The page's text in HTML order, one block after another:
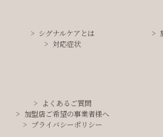
シグナルケアとは
対応症状
よくあるご質問
加盟店ご希望の事業者様へ
プライバシーポリシー